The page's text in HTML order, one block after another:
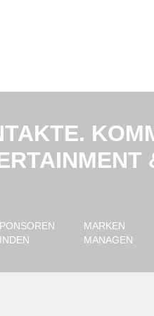
MARKEN
MANAGEN